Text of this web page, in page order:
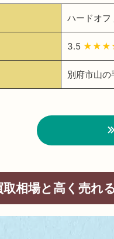
ハードオフ
3.5
別府市山
取相場と高く売れ